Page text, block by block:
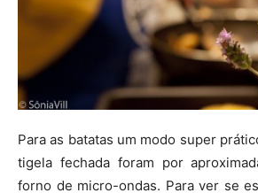
Para as batatas um modo super
tigela fechada foram por
forno de micro-ondas. Para ver se